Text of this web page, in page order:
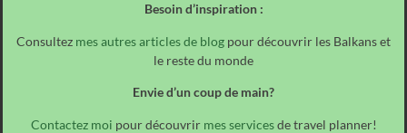
Besoin d’inspiration :
Consultez mes autres articles de blog pour découvrir les Balkans et
le reste du monde
Envie d’un coup de main?
Contactez moi pour découvrir mes servicesde travel planner!